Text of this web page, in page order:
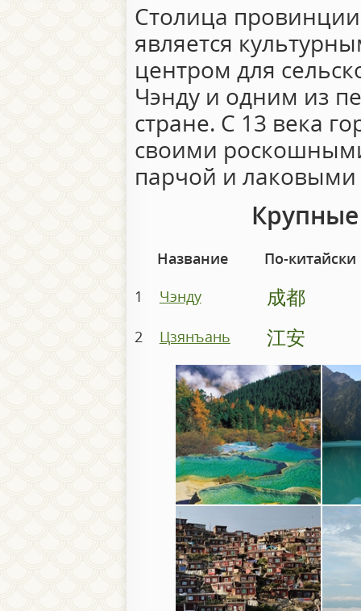
Столица
является
центром для
Чэнду и одним из
стране. С 13 века
своими
парчой и
Название
По-китайски
1
Чэнду 成都
2 Цзянъань 江安